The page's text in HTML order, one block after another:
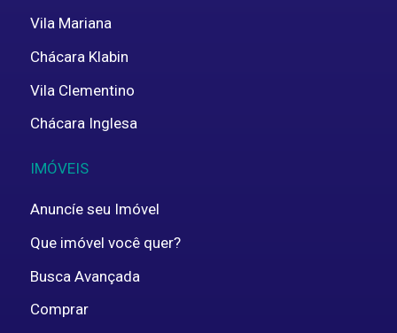
Vila Mariana
Chácara Klabin
Vila Clementino
Chácara Inglesa
IMÓVEIS
Anuncíe seu Imóvel
Que imóvel você quer?
Busca Avançada
Comprar